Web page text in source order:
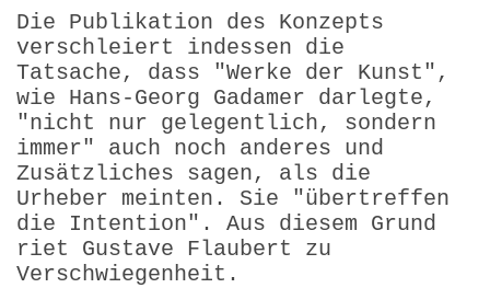
Die Publikation des Konzepts
verschleiert indessen die
Tatsache, dass "Werke der Kunst",
wie Hans-Georg Gadamer darlegte,
"nicht nur gelegentlich, sondern
immer" auch noch anderes und
Zusätzliches sagen, als die
Urheber meinten. Sie "übertreffen
die Intention". Aus diesem Grund
riet Gustave Flaubert zu
Verschwiegenheit.